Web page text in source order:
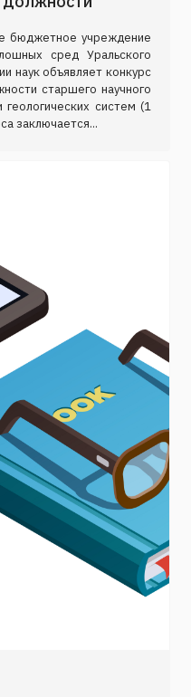
бюджетное учреждение
сред Уральского
наук объявляет конкурс
старшего научного
геологических систем (1
заключается...